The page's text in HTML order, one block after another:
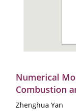
Numerical
Combustion
Zhenghua Yan